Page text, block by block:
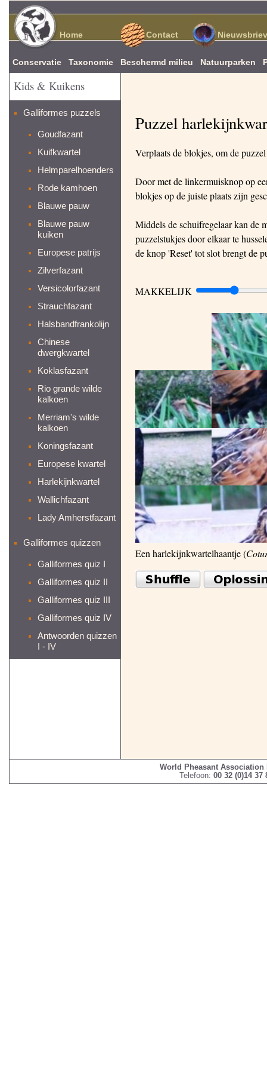
Kids & Kuikens
Galliformes puzzels
Goudfazant
Kuifkwartel
Helmparelhoenders
Rode kamhoen
Blauwe pauw
Blauwe pauw
kuiken
Europese patrijs
Zilverfazant
Versicolorfazant
Strauchfazant
Halsbandfrankolijn
Chinese
dwergkwartel
Koklasfazant
Rio grande wilde
kalkoen
Merriam's wilde
kalkoen
Koningsfazant
Europese kwartel
Harlekijnkwartel
Wallichfazant
Lady Amherstfazant
Galliformes quizzen
Galliformes quiz I
Galliformes quiz II
Galliformes quiz III
Galliformes quiz IV
Antwoorden quizzen
I - IV
Puzzel
Verplaats de blokjes, om de
Door met de linkermuisknop op
blokjes op de juiste plaats zijn
Middels de schuifregelaar kan de
puzzelstukjes door elkaar te
de knop 'Reset' tot slot brengt de
MAKKELIJK
Een harlekijnkwartelhaantje (
Home Contact
Conservatie Taxonomie Beschermd milieu Natuurparken
World Pheasant Association
Telefoon: 00 32 (0)14 37